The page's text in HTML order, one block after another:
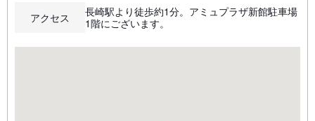
アクセス
長崎駅より徒歩約1分。アミュプラザ新館駐車場
1階にございます。